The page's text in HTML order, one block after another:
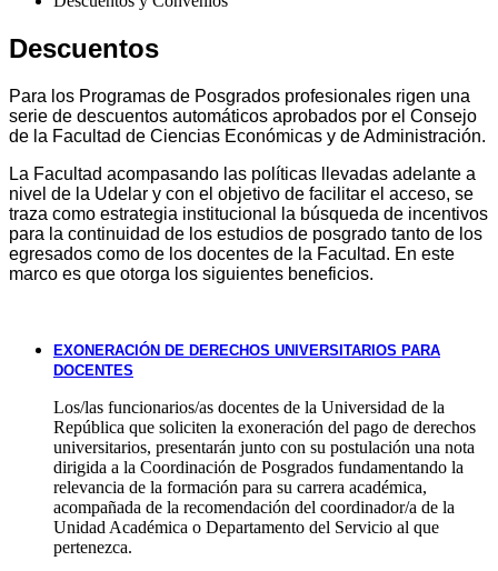
Descuentos
Para los Programas de Posgrados profesionales rigen una
serie de descuentos automáticos aprobados por el Consejo
de la Facultad de Ciencias Económicas y de Administración.
La Facultad acompasando las políticas llevadas adelante a
nivel de la Udelar y con el objetivo de facilitar el acceso, se
traza como estrategia institucional la búsqueda de incentivos
para la continuidad de los estudios de posgrado tanto de los
egresados como de los docentes de la Facultad. En este
marco es que otorga los siguientes beneficios.
EXONERACIÓN DE DERECHOS UNIVERSITARIOS PARA
DOCENTES
Los/las funcionarios/as docentes de la Universidad de la
República que soliciten la exoneración del pago de derechos
universitarios, presentarán junto con su postulación una nota
dirigida a la Coordinación de Posgrados fundamentando la
relevancia de la formación para su carrera académica,
acompañada de la recomendación del coordinador/a de la
Unidad Académica o Departamento del Servicio al que
pertenezca.